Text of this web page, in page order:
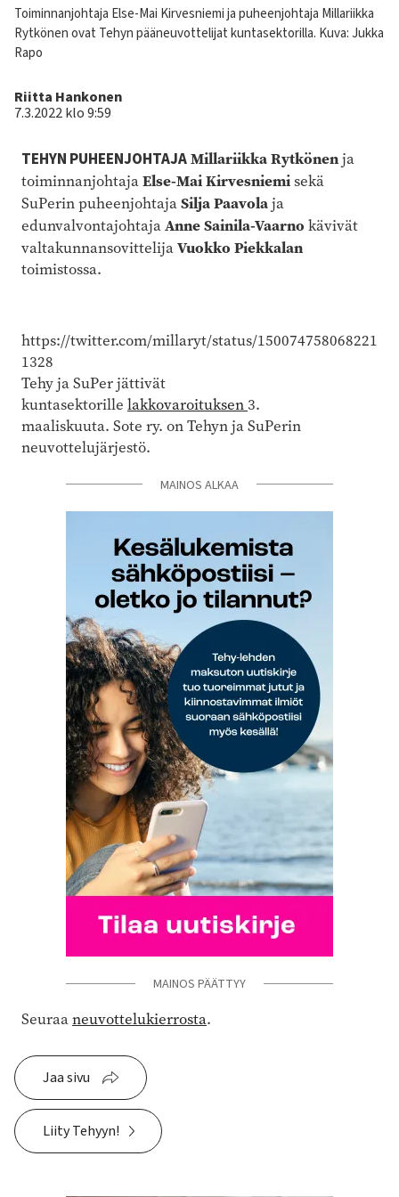
Kuvateksti
Toiminnanjohtaja Else-Mai Kirvesniemi ja puheenjohtaja Millariikka
Rytkönen ovat Tehyn pääneuvottelijat kuntasektorilla. Kuva: Jukka
Rapo
Kirjoittaja
Riitta Hankonen
7.3.2022 klo 9:59
TEHYN PUHEENJOHTAJAMillariikka Rytkönenja
toiminnanjohtajaElse-Mai Kirvesniemisekä
SuPerin puheenjohtajaSilja Paavolaja
edunvalvontajohtajaAnne Sainila-Vaarno kävivät
valtakunnansovittelijaVuokko Piekkalan
toimistossa.
https://twitter.com/millaryt/status/150074758068221
1328
Tehy ja SuPer jättivät
kuntasektorille lakkovaroituksen 3.
maaliskuuta. Sote ry. on Tehyn ja SuPerin
neuvottelujärjestö.
MAINOS ALKAA
MAINOS PÄÄTTYY
Seuraaneuvottelukierrosta.
Jaa sivu
Liity Tehyyn!